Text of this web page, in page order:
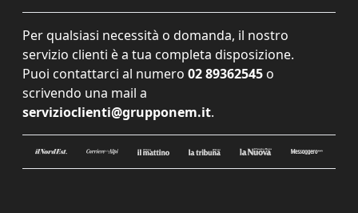
Per qualsiasi necessità o domanda, il nostro
servizio clienti è a tua completa disposizione.
Puoi contattarci al numero 02 89362545 o
scrivendo una mail a
servizioclienti@grupponem.it.